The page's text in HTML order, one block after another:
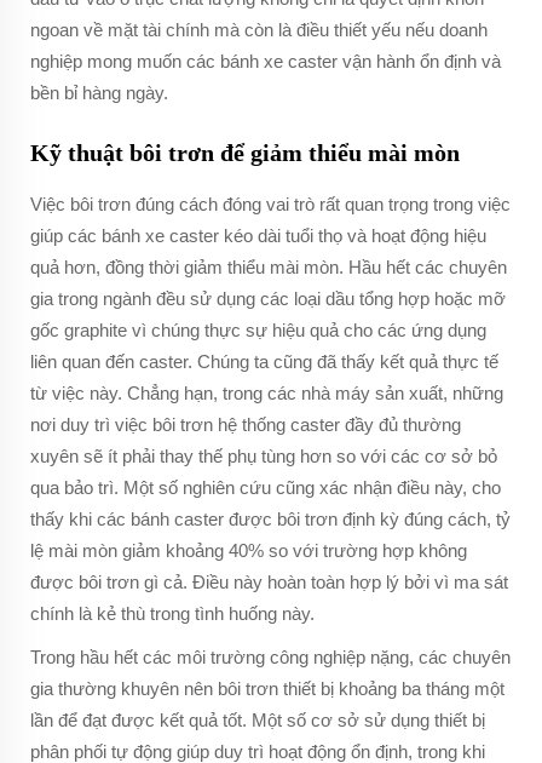
ngoan về mặt tài chính mà còn là điều thiết yếu nếu doanh
nghiệp mong muốn các bánh xe caster vận hành ổn định và
bền bỉ hàng ngày.
Kỹ thuật bôi trơn để giảm thiểu mài mòn
Việc bôi trơn đúng cách đóng vai trò rất quan trọng trong việc
giúp các bánh xe caster kéo dài tuổi thọ và hoạt động hiệu
quả hơn, đồng thời giảm thiểu mài mòn. Hầu hết các chuyên
gia trong ngành đều sử dụng các loại dầu tổng hợp hoặc mỡ
gốc graphite vì chúng thực sự hiệu quả cho các ứng dụng
liên quan đến caster. Chúng ta cũng đã thấy kết quả thực tế
từ việc này. Chẳng hạn, trong các nhà máy sản xuất, những
nơi duy trì việc bôi trơn hệ thống caster đầy đủ thường
xuyên sẽ ít phải thay thế phụ tùng hơn so với các cơ sở bỏ
qua bảo trì. Một số nghiên cứu cũng xác nhận điều này, cho
thấy khi các bánh caster được bôi trơn định kỳ đúng cách, tỷ
lệ mài mòn giảm khoảng 40% so với trường hợp không
được bôi trơn gì cả. Điều này hoàn toàn hợp lý bởi vì ma sát
chính là kẻ thù trong tình huống này.
Trong hầu hết các môi trường công nghiệp nặng, các chuyên
gia thường khuyên nên bôi trơn thiết bị khoảng ba tháng một
lần để đạt được kết quả tốt. Một số cơ sở sử dụng thiết bị
phân phối tự động giúp duy trì hoạt động ổn định, trong khi